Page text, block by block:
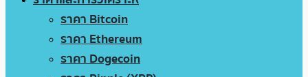
ราคา Bitcoin
ราคา Ethereum
ราคา Dogecoin